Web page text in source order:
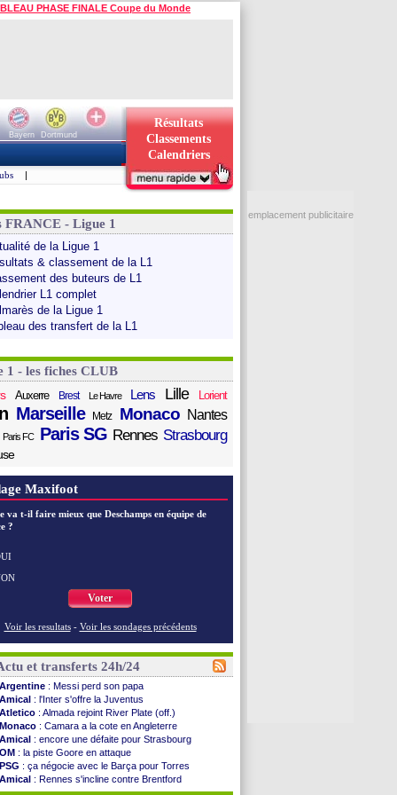
PHASE FINALE Coupe du Monde
Bayern
Dortmund
Résultats
Classements
Calendriers
|
FRANCE - Ligue 1
de la Ligue 1
& classement de la L1
des buteurs de L1
L1 complet
de la Ligue 1
des transfert de la L1
1 - les fiches CLUB
Auxerre Brest Le Havre Lens Lille Lorient
Marseille Metz Monaco Nantes
Paris FC Paris SG Rennes Strasbourg
Maxifoot
va t-il faire mieux que Deschamps en équipe de
?
Voter
Voir les resultats - Voir les sondages précédents
et transferts 24h/24
Argentine : Messi perd son papa
Amical : l'Inter s'offre la Juventus
Atletico : Almada rejoint River Plate (off.)
Monaco : Camara a la cote en Angleterre
Amical : encore une défaite pour Strasbourg
OM : la piste Goore en attaque
PSG : ça négocie avec le Barça pour Torres
Amical : Rennes s'incline contre Brentford
Arsenal: c'est signé pour Guimaraes (officiel)
emplacement publicitaire